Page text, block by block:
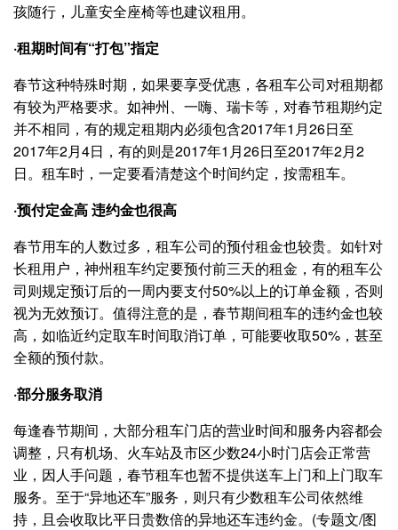
孩随行，儿童安全座椅等也建议租用。
·租期时间有“打包”指定
春节这种特殊时期，如果要享受优惠，各租车公司对租期都
有较为严格要求。如神州、一嗨、瑞卡等，对春节租期约定
并不相同，有的规定租期内必须包含2017年1月26日至
2017年2月4日，有的则是2017年1月26日至2017年2月2
日。租车时，一定要看清楚这个时间约定，按需租车。
·预付定金高 违约金也很高
春节用车的人数过多，租车公司的预付租金也较贵。如针对
长租用户，神州租车约定要预付前三天的租金，有的租车公
司则规定预订后的一周内要支付50%以上的订单金额，否则
视为无效预订。值得注意的是，春节期间租车的违约金也较
高，如临近约定取车时间取消订单，可能要收取50%，甚至
全额的预付款。
·部分服务取消
每逢春节期间，大部分租车门店的营业时间和服务内容都会
调整，只有机场、火车站及市区少数24小时门店会正常营
业，因人手问题，春节租车也暂不提供送车上门和上门取车
服务。至于“异地还车”服务，则只有少数租车公司依然维
持，且会收取比平日贵数倍的异地还车违约金。(专题文/图